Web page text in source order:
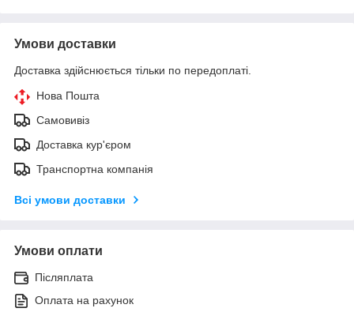
Умови доставки
Доставка здійснюється тільки по передоплаті.
Нова Пошта
Самовивіз
Доставка кур'єром
Транспортна компанія
Всі умови доставки
Умови оплати
Післяплата
Оплата на рахунок